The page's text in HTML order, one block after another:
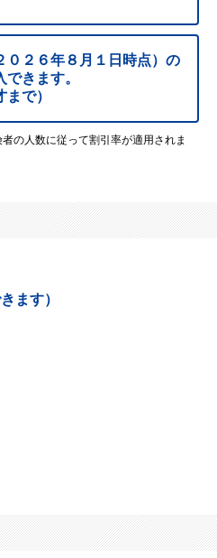
０２６年８月１日時点）の
できます。
まで）
の人数に従って割引率が適用されま
ます）